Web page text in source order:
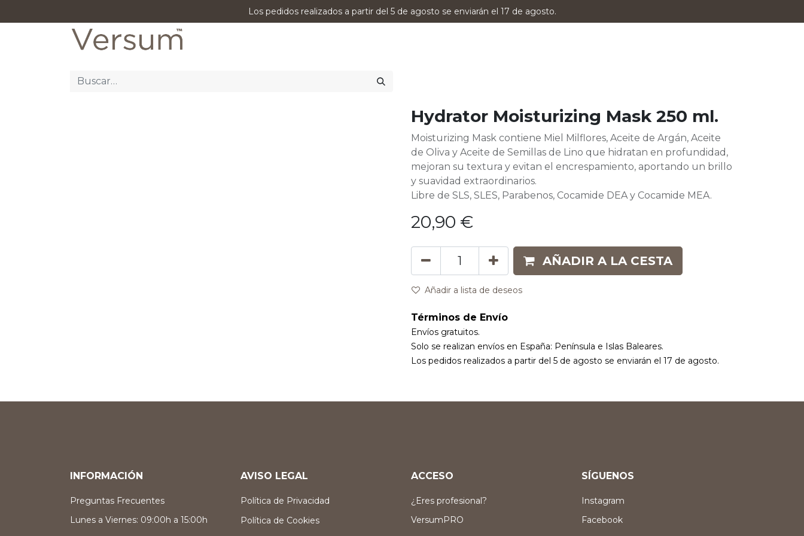
Los pedidos realizados a partir del 5 de agosto se enviarán el 17 de agosto.
Hydrator Moisturizing Mask 250 ml.
Moisturizing Mask contiene Miel Milflores, Aceite de Argán, Aceite
de Oliva y Aceite de Semillas de Lino que hidratan en profundidad,
mejoran su textura y evitan el encrespamiento, aportando un brillo
y suavidad extraordinarios.
Libre de SLS, SLES, Parabenos, Cocamide DEA y Cocamide MEA.
20,90 €
AÑADIR A LA CESTA
Añadir a lista de deseos
Términos de Envío
Envíos gratuitos.
Solo se realizan envíos en España: Península e Islas Baleares.
Los pedidos realizados a partir del 5 de agosto se enviarán el 17 de agosto.
INFORMACIÓN
Preguntas Frecuentes
Lunes a Viernes: 09:00h a 15:00h
AVISO LEGAL
Política de Privacidad
Política de Cookies
ACCESO
¿Eres profesional?
VersumPRO
SÍGUENOS
Instagram
Facebook